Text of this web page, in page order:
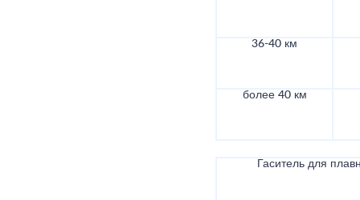
36-40 км
более 40 км
Гаситель для